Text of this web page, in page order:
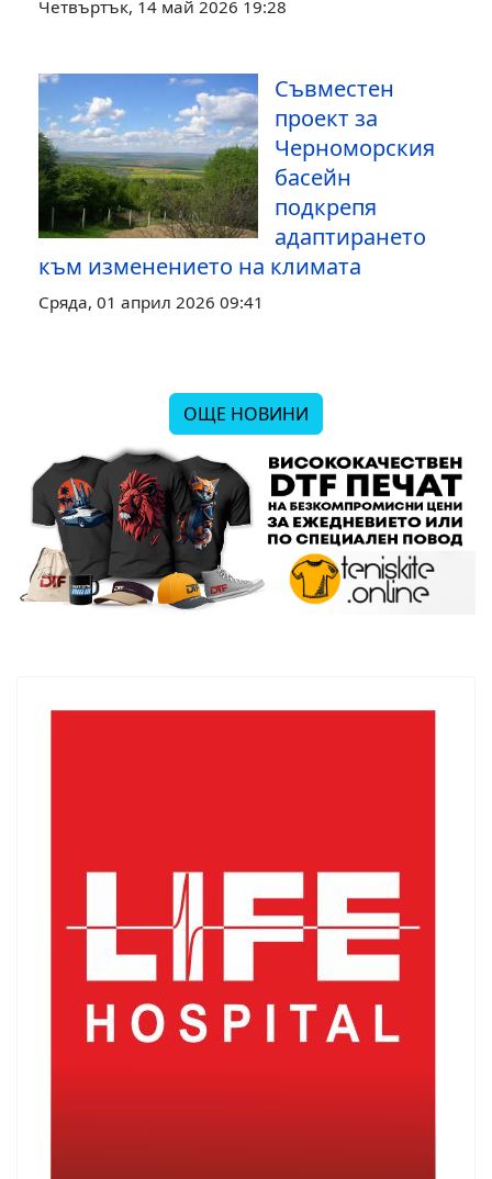
Четвъртък, 14 май 2026 19:28
Съвместен
проект за
Черноморския
басейн
подкрепя
адаптирането
към изменението на климата
Сряда, 01 април 2026 09:41
ОЩЕ НОВИНИ